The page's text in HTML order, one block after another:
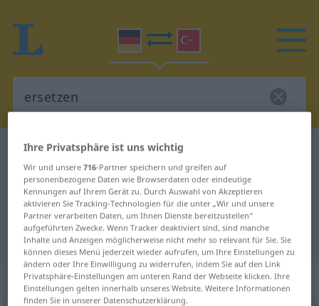
Deutsch-Türkisch Wörterbuch
Deutsch-Türkisch Übersetzung für
"ersetzen"
"ersetzen" Türkisch Übersetzung
„ersetzen“: transitives Verb
Ihre Privatsphäre ist uns wichtig
Wir und unsere716-Partner speichern und greifen auf
personenbezogene Daten wie Browserdaten oder eindeutige
Kennungen auf Ihrem Gerät zu. Durch Auswahl von Akzeptieren
aktivieren Sie Tracking-Technologien für die unter „Wir und unsere
Partner verarbeiten Daten, um Ihnen Dienste bereitzustellen“
aufgeführten Zwecke. Wenn Tracker deaktiviert sind, sind manche
Inhalte und Anzeigen möglicherweise nicht mehr so relevant für Sie. Sie
können dieses Menü jederzeit wieder aufrufen, um Ihre Einstellungen zu
ändern oder Ihre Einwilligung zu widerrufen, indem Sie auf den Link
Privatsphäre-Einstellungen am unteren Rand der Webseite klicken. Ihre
Einstellungen gelten innerhalb unseres Website. Weitere Informationen
finden Sie in unserer Datenschutzerklärung.